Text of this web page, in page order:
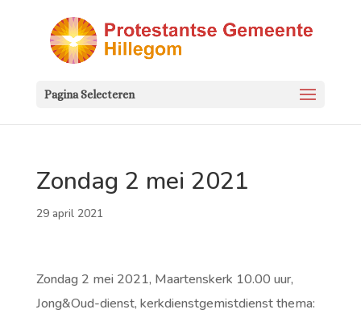
Pagina Selecteren
Zondag 2 mei 2021
29 april 2021
Zondag 2 mei 2021, Maartenskerk 10.00 uur,
Jong&Oud-dienst, kerkdienstgemistdienst thema: